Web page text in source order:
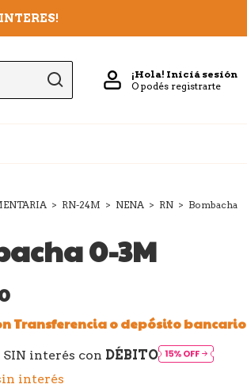
¡Hola! Iniciá sesión
O podés registrarte
> RN-24M > NENA > RN > Bombacha
0-3M
Transferencia o depósito bancario
SIN interés con DÉBITO
interés